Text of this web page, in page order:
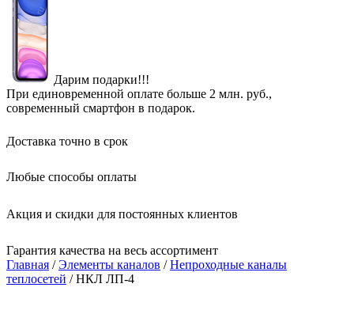
Дарим подарки!!!
При единовременной оплате больше 2 млн. руб.,
современный смартфон в подарок.
Доставка точно в срок
Любые способы оплаты
Акция и скидки для постоянных клиентов
Гарантия качества на весь ассортимент
Главная /Элементы каналов /Непроходные каналы
теплосетей / НКЛ ЛП-4